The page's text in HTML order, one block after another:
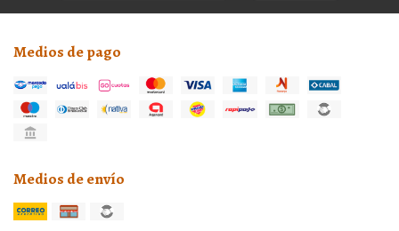
Medios de pago
Medios de envío